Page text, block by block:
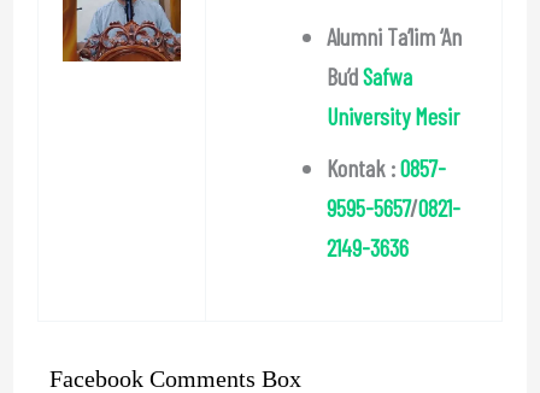
Alumni Ta’lim ‘An
Bu’dSafwa
University Mesir
Kontak :0857-
9595-5657/0821-
2149-3636
Facebook Comments Box